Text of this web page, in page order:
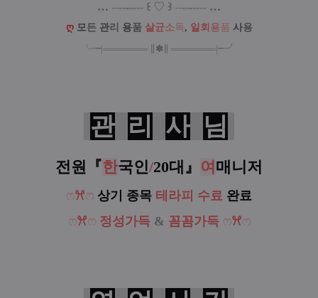
… --------- ꒰ ♡ ꒱ --------- …
ღ 모든 관리 용품 살균소독, 일 회 용품 사용
╰╼|═══════ ✱ ═══════|╾╯
관 리 사 님
전원 『한국인/20대 』 여 매니저
ෆꕮෆ 상기 종목 테라피 수료 완료
ෆꕮෆ 정성가득 & 꼼꼼가득 ෆꕮෆ